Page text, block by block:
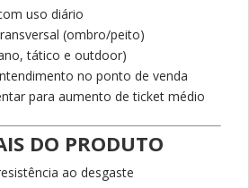
uso diário
(ombro/peito)
tático e outdoor)
no ponto de venda
para aumento de ticket médio
DO PRODUTO
ao desgaste